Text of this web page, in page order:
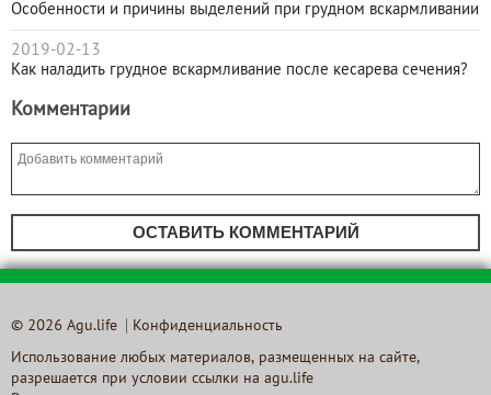
Особенности и причины выделений при грудном вскармливании
2019-02-13
Как наладить грудное вскармливание после кесарева сечения?
Комментарии
ОСТАВИТЬ КОММЕНТАРИЙ
© 2026 Agu.life Конфиденциальность
Использование любых материалов, размещенных на сайте,
разрешается при условии ссылки на agu.life